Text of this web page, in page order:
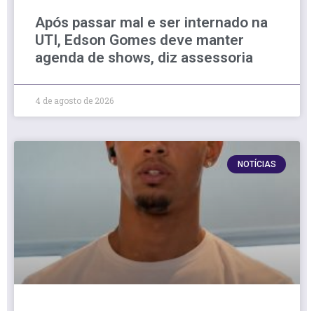
Após passar mal e ser internado na
UTI, Edson Gomes deve manter
agenda de shows, diz assessoria
4 de agosto de 2026
NOTÍCIAS